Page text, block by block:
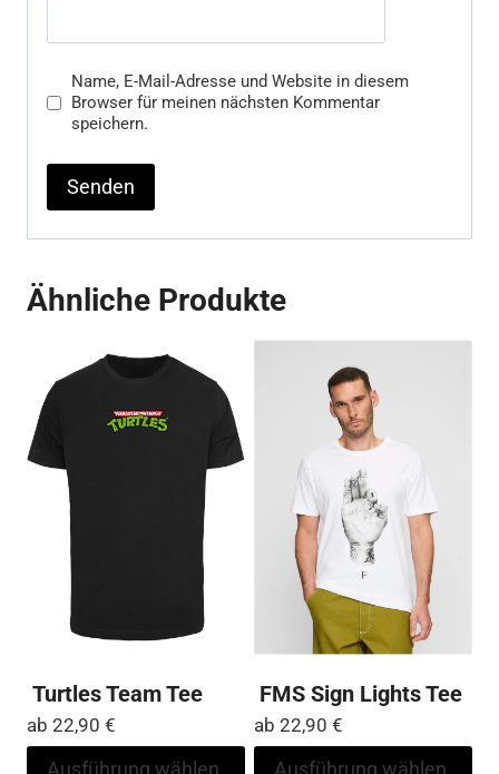
Name, E-Mail-Adresse und Website in diesem
Browser für meinen nächsten Kommentar
speichern.
Ähnliche Produkte
Turtles Team Tee
ab 22,90 €
Ausführung wählen Dieses
FMS Sign Lights Tee
ab 22,90 €
Ausführung wählen